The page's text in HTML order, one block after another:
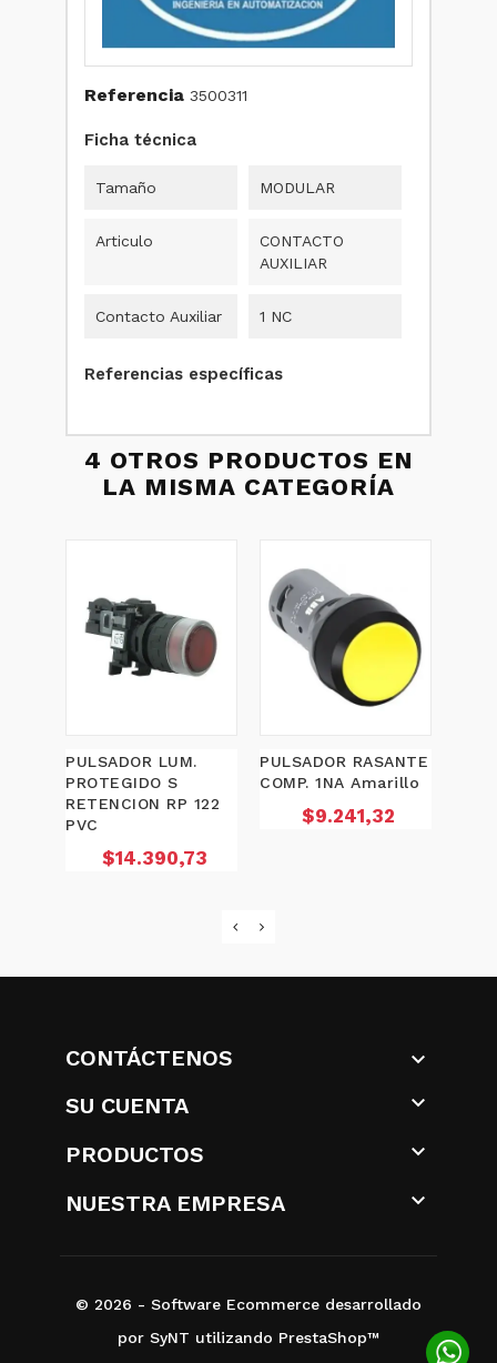
Referencia 3500311
Ficha técnica
Tamaño MODULAR
Articulo
CONTACTO
AUXILIAR
Contacto Auxiliar 1 NC
Referencias específicas
4 OTROS PRODUCTOS EN
LA MISMA CATEGORÍA
PULSADOR LUM.
PROTEGIDO S
RETENCION RP 122
PVC
Precio
$14.390,73
PULSADOR RASANTE
COMP. 1NA Amarillo
Precio
$9.241,32
CONTÁCTENOS

SU CUENTA

PRODUCTOS

NUESTRA EMPRESA

© 2026 - Software Ecommerce desarrollado
por SyNT utilizando PrestaShop™